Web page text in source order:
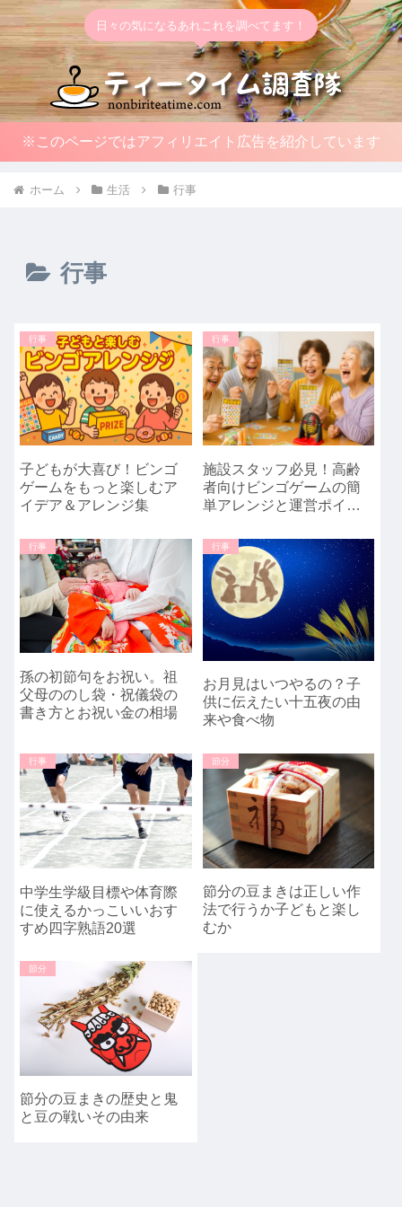
日々の気になるあれこれを調べてます！
※このページではアフィリエイト広告を紹介しています
ホーム 生活 行事
行事
行事
子どもが大喜び！ビンゴ
ゲームをもっと楽しむア
イデア＆アレンジ集
行事
施設スタッフ必見！高齢
者向けビンゴゲームの簡
単アレンジと運営ポイン
行事
孫の初節句をお祝い。祖
父母ののし袋・祝儀袋の
書き方とお祝い金の相場
行事
お月見はいつやるの？子
供に伝えたい十五夜の由
来や食べ物
行事
中学生学級目標や体育際
に使えるかっこいいおす
すめ四字熟語20選
節分
節分の豆まきは正しい作
法で行うか子どもと楽し
むか
節分
節分の豆まきの歴史と鬼
と豆の戦いその由来